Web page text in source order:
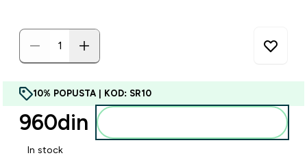
10% POPUSTA | KOD: SR10
960din‎
In stock